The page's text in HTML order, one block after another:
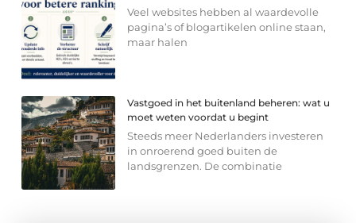
Veel websites hebben al waardevolle
pagina’s of blogartikelen online staan,
maar halen
Vastgoed in het buitenland beheren: wat u
moet weten voordat u begint
Steeds meer Nederlanders investeren
in onroerend goed buiten de
landsgrenzen. De combinatie